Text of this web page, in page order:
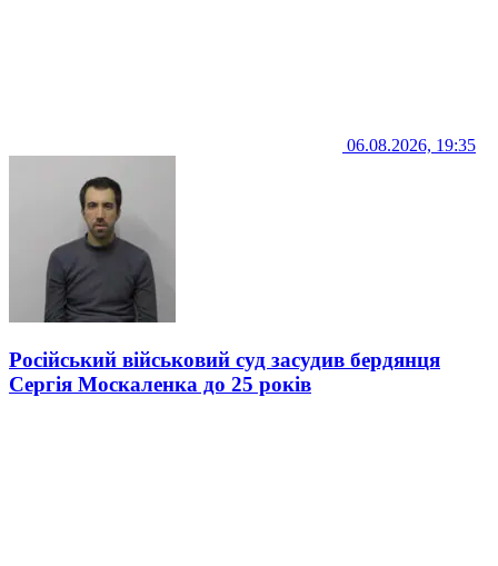
06.08.2026, 19:35
Російський військовий суд засудив бердянця
Сергія Москаленка до 25 років